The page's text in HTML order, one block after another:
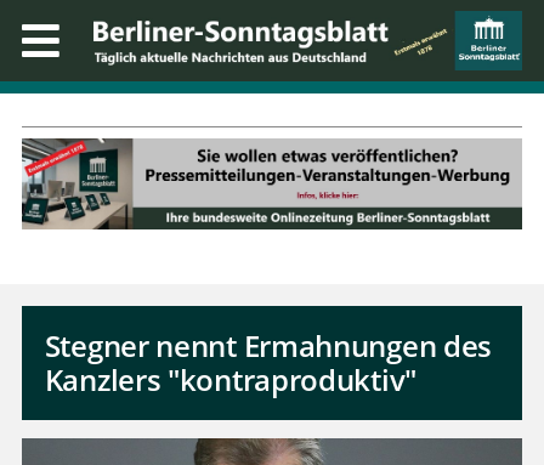
Stegner nennt Ermahnungen des
Kanzlers "kontraproduktiv"